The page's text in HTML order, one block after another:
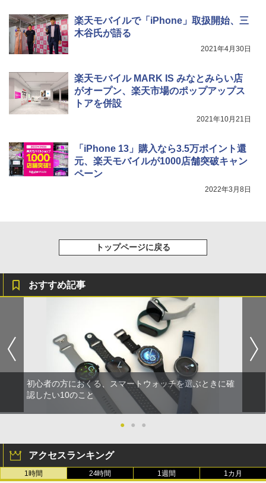
楽天モバイルで「iPhone」取扱開始、三
木谷氏が語る
2021年4月30日
楽天モバイル MARK IS みなとみらい店
がオープン、楽天市場のポップアップス
トアを併設
2021年10月21日
「iPhone 13」購入なら3.5万ポイント還
元、楽天モバイルが1000店舗突破キャン
ペーン
2022年3月8日
トップページに戻る
おすすめ記事
初心者の方におくる、スマートウォッチを選ぶときに確
認したい10のこと
● ● ●
アクセスランキング
1時間 24時間 1週間 1カ月